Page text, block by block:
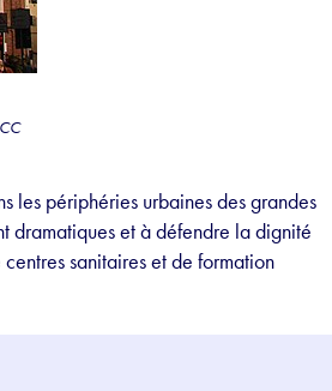
les périphéries urbaines des grandes
dramatiques et à défendre la dignité
sanitaires et de formation